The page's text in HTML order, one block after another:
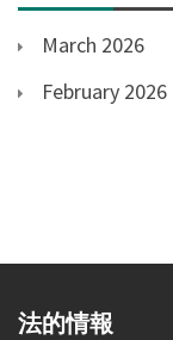
March 2026
February 2026
法的情報